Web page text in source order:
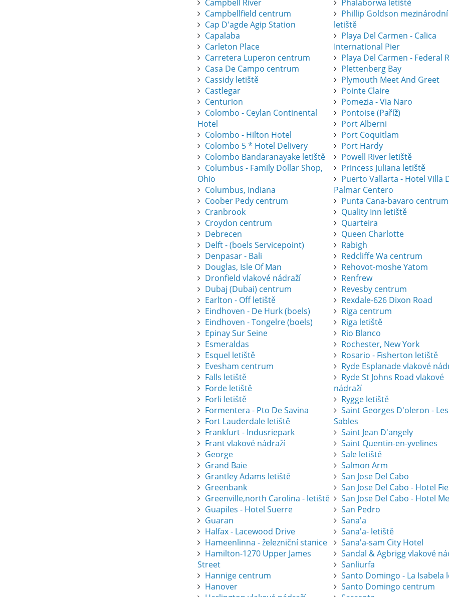
Campbell River
Campbellfield centrum
Cap D'agde Agip Station
Capalaba
Carleton Place
Carretera Luperon centrum
Casa De Campo centrum
Cassidy letiště
Castlegar
Centurion
Colombo - Ceylan Continental
Hotel
Colombo - Hilton Hotel
Colombo 5 * Hotel Delivery
Colombo Bandaranayake letiště
Columbus - Family Dollar Shop,
Ohio
Columbus, Indiana
Coober Pedy centrum
Cranbrook
Croydon centrum
Debrecen
Delft - (boels Servicepoint)
Denpasar - Bali
Douglas, Isle Of Man
Dronfield vlakové nádraží
Dubaj (Dubai) centrum
Earlton - Off letiště
Eindhoven - De Hurk (boels)
Eindhoven - Tongelre (boels)
Epinay Sur Seine
Esmeraldas
Esquel letiště
Evesham centrum
Falls letiště
Forde letiště
Forli letiště
Formentera - Pto De Savina
Fort Lauderdale letiště
Frankfurt - Indusriepark
Frant vlakové nádraží
George
Grand Baie
Grantley Adams letiště
Greenbank
Greenville,north Carolina - letiště
Guapiles - Hotel Suerre
Guaran
Halfax - Lacewood Drive
Hameenlinna - železniční stanice
Hamilton-1270 Upper James
Street
Hannige centrum
Hanover
Phalaborwa letiště
Phillip Goldson mezinárodní
letiště
Playa Del Carmen - Calica
International Pier
Playa Del Carmen - Federal
Plettenberg Bay
Plymouth Meet And Greet
Pointe Claire
Pomezia - Via Naro
Pontoise (Paříž)
Port Alberni
Port Coquitlam
Port Hardy
Powell River letiště
Princess Juliana letiště
Puerto Vallarta - Hotel Villa
Palmar Centero
Punta Cana-bavaro centrum
Quality Inn letiště
Quarteira
Queen Charlotte
Rabigh
Redcliffe Wa centrum
Rehovot-moshe Yatom
Renfrew
Revesby centrum
Rexdale-626 Dixon Road
Riga centrum
Riga letiště
Rio Blanco
Rochester, New York
Rosario - Fisherton letiště
Ryde Esplanade vlakové
Ryde St Johns Road vlakové
nádraží
Rygge letiště
Saint Georges D'oleron - Les
Sables
Saint Jean D'angely
Saint Quentin-en-yvelines
Sale letiště
Salmon Arm
San Jose Del Cabo
San Jose Del Cabo - Hotel
San Jose Del Cabo - Hotel
San Pedro
Sana'a
Sana'a- letiště
Sana'a-sam City Hotel
Sandal & Agbrigg vlakové
Sanliurfa
Santo Domingo - La Isabela
Santo Domingo centrum